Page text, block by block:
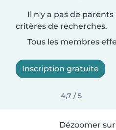
Il n'y a pas de
critères de recherches.
Tous les membres
Inscription gratuite
4,7 / 5
Dézoomer